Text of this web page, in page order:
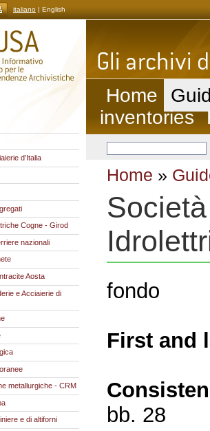
italiano | English
d’Italia
Cogne - Girod
nazionali
Aosta
e Acciaierie di
metallurgiche - CRM
e di altiforni
Home
inventories
Home »
fondo
First and
bb. 28